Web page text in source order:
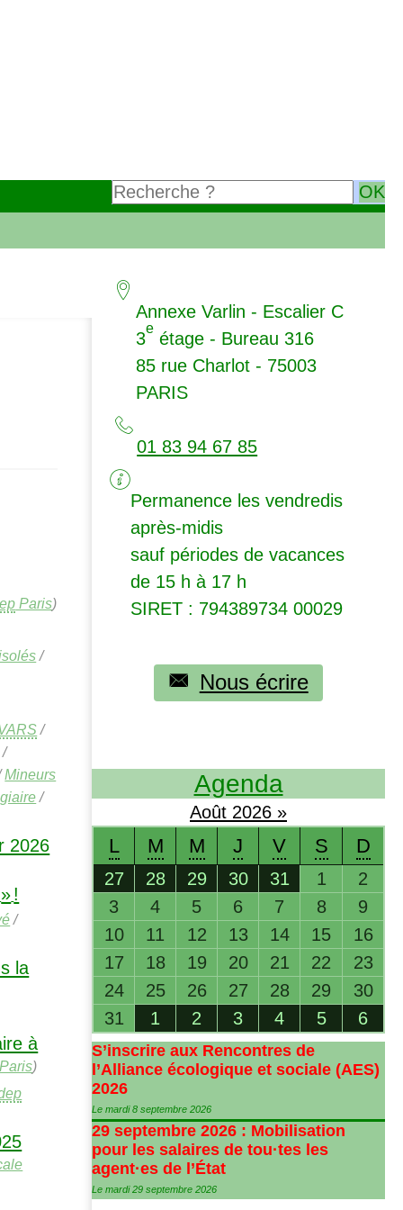
Paris)
/
/
/
Mineurs
/
2026
»!
/
la
à
Paris)
Annexe Varlin - Escalier C
3
e
étage - Bureau 316
85 rue Charlot - 75003
PARIS
01 83 94 67 85
Permanence les vendredis
après-midis
sauf périodes de vacances
de 15 h à 17 h
SIRET : 794389734 00029
Nous écrire
Agenda
Août 2026 »
L M M J V S D
27 28 29 30 31 1
2
3
4 5 6 7 8
9
10
11 12 13 14 15
16
17
18 19 20 21 22
23
24
25 26 27 28 29
30
31
1 2 3 4 5 6
S’inscrire aux Rencontres de
l’Alliance écologique et sociale (AES)
2026
Le mardi 8 septembre 2026
29 septembre 2026 : Mobilisation
pour les salaires de tou·tes les
agent·es de l’État
Le mardi 29 septembre 2026